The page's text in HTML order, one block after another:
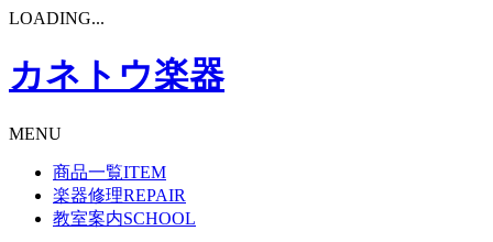
LOADING...
カネトウ楽器
MENU
商品一覧ITEM
楽器修理REPAIR
教室案内SCHOOL